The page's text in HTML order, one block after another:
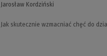
Jarosław Kordziński
Jak skutecznie wzmacniać chęć do